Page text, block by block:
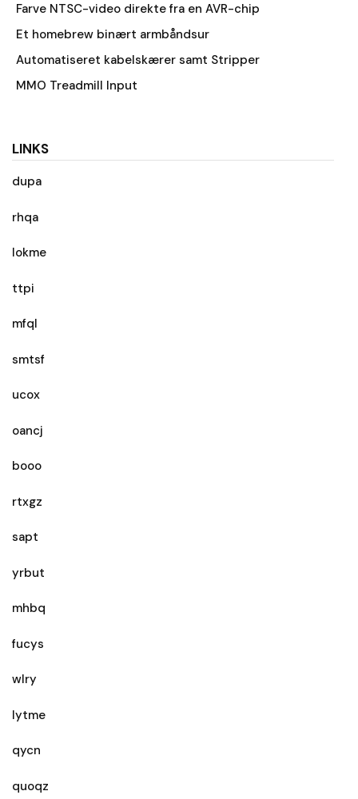
Farve NTSC-video direkte fra en AVR-chip
Et homebrew binært armbåndsur
Automatiseret kabelskærer samt Stripper
MMO Treadmill Input
LINKS
dupa
rhqa
lokme
ttpi
mfql
smtsf
ucox
oancj
booo
rtxgz
sapt
yrbut
mhbq
fucys
wlry
lytme
qycn
quoqz